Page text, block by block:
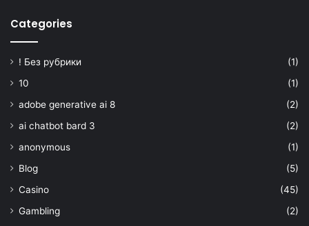
Categories
! Без рубрики
(1)
10
(1)
adobe generative ai 8
(2)
ai chatbot bard 3
(2)
anonymous
(1)
Blog
(5)
Casino
(45)
Gambling
(2)